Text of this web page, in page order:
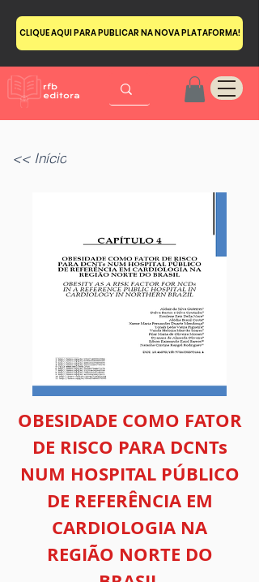
CLIQUE AQUI PARA PUBLICAR NA NOVA PLATAFORMA!
<< Início
OBESIDADE COMO FATOR
DE RISCO PARA DCNTs
NUM HOSPITAL PÚBLICO
DE REFERÊNCIA EM
CARDIOLOGIA NA
REGIÃO NORTE DO